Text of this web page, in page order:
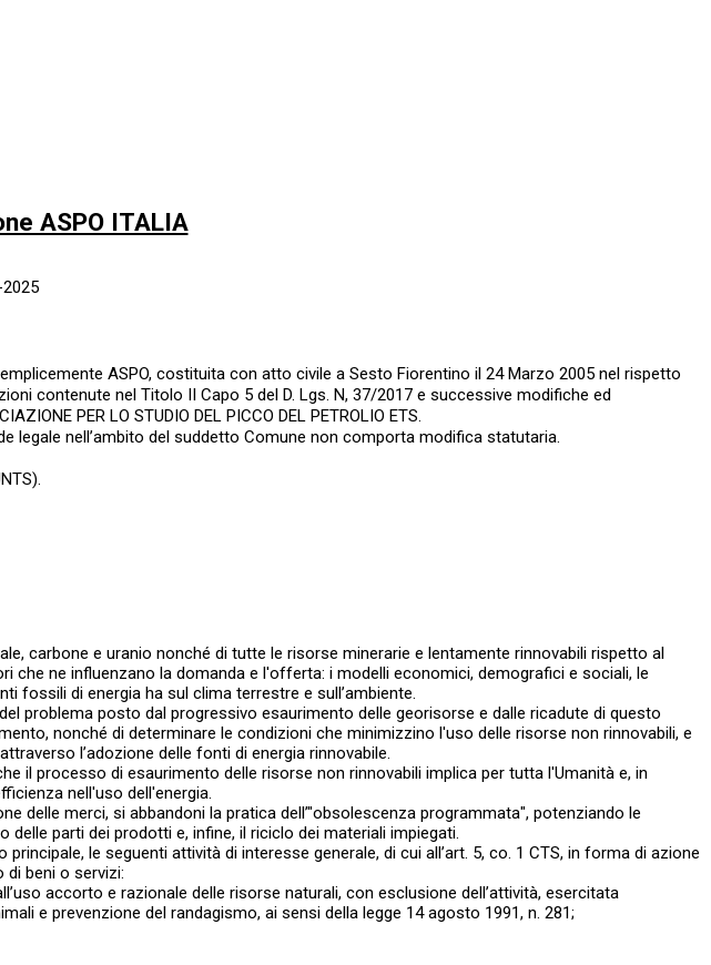
ASPO ITALIA
ASPO, costituita con atto civile a Sesto Fiorentino il 24 Marzo 2005 nel rispetto
contenute nel Titolo II Capo 5 del D. Lgs. N, 37/2017 e successive modifiche ed
PER LO STUDIO DEL PICCO DEL PETROLIO ETS.
legale nell’ambito del suddetto Comune non comporta modifica statutaria.
carbone e uranio nonché di tutte le risorse minerarie e lentamente rinnovabili rispetto al
ne influenzano la domanda e l'offerta: i modelli economici, demografici e sociali, le
fossili di energia ha sul clima terrestre e sull’ambiente.
problema posto dal progressivo esaurimento delle georisorse e dalle ricadute di questo
nonché di determinare le condizioni che minimizzino l'uso delle risorse non rinnovabili, e
l’adozione delle fonti di energia rinnovabile.
il processo di esaurimento delle risorse non rinnovabili implica per tutta l'Umanità e, in
nell'uso dell'energia.
delle merci, si abbandoni la pratica dell’"obsolescenza programmata", potenziando le
parti dei prodotti e, infine, il riciclo dei materiali impiegati.
le seguenti attività di interesse generale, di cui all’art. 5, co. 1 CTS, in forma di azione
beni o servizi:
accorto e razionale delle risorse naturali, con esclusione dell’attività, esercitata
e prevenzione del randagismo, ai sensi della legge 14 agosto 1991, n. 281;